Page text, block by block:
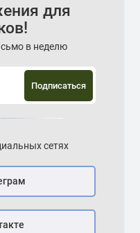
для
в неделю
Подписаться
сетях